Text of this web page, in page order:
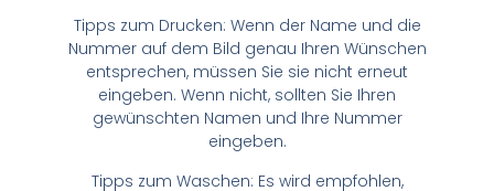
Tipps zum Drucken: Wenn der Name und die
Nummer auf dem Bild genau Ihren Wünschen
entsprechen, müssen Sie sie nicht erneut
eingeben. Wenn nicht, sollten Sie Ihren
gewünschten Namen und Ihre Nummer
eingeben.
Tipps zum Waschen: Es wird empfohlen,